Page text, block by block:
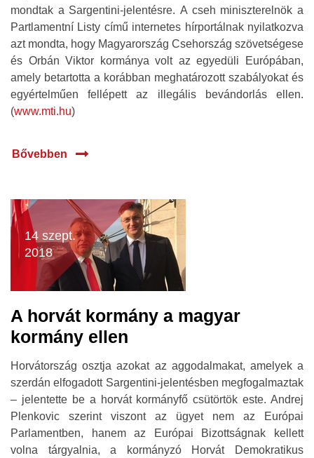
mondtak a Sargentini-jelentésre. A cseh miniszterelnök a
Partlamentní Listy című internetes hírportálnak nyilatkozva
azt mondta, hogy Magyarország Csehország szövetségese
és Orbán Viktor kormánya volt az egyedüli Európában,
amely betartotta a korábban meghatározott szabályokat és
egyértelműen fellépett az illegális bevándorlás ellen.
(www.mti.hu)
Bővebben
14 szept.
2018
A horvát kormány a magyar
kormány ellen
Horvátország osztja azokat az aggodalmakat, amelyek a
szerdán elfogadott Sargentini-jelentésben megfogalmaztak
– jelentette be a horvát kormányfő csütörtök este. Andrej
Plenkovic szerint viszont az ügyet nem az Európai
Parlamentben, hanem az Európai Bizottságnak kellett
volna tárgyalnia, a kormányzó Horvát Demokratikus